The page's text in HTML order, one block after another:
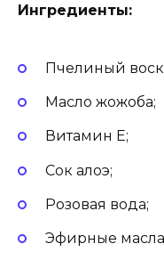
Ингредиенты:
Пчелиный
Масло жожоба;
Витамин Е;
Сок алоэ;
Розовая вода;
Эфирные масла